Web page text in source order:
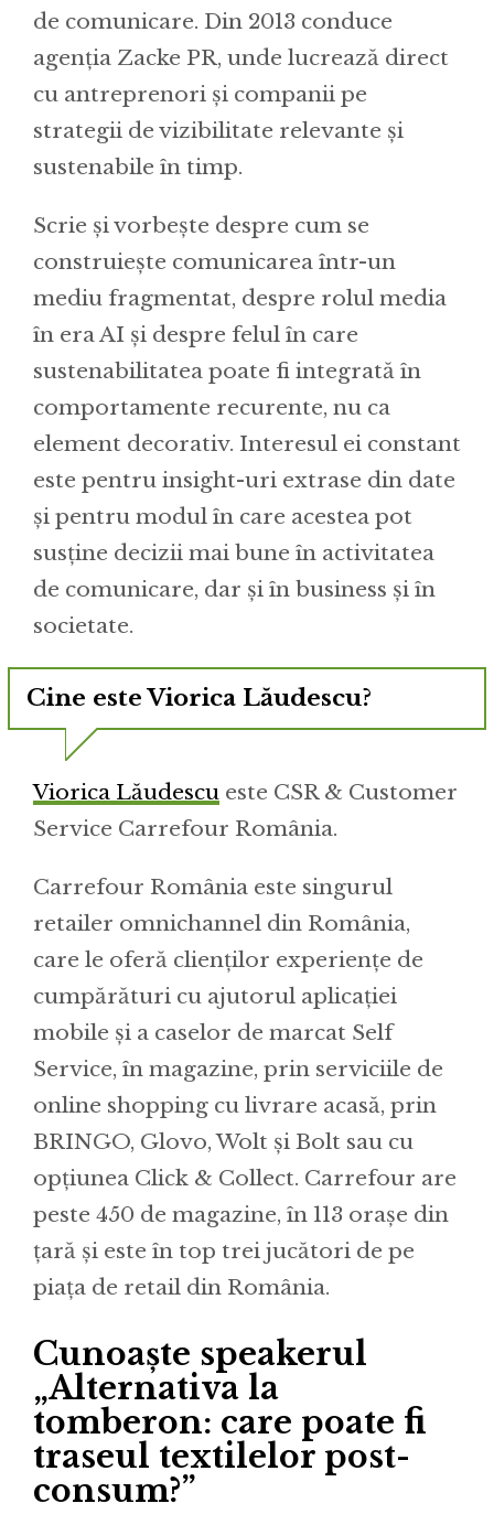
de comunicare. Din 2013 conduce
agenția Zacke PR, unde lucrează direct
cu antreprenori și companii pe
strategii de vizibilitate relevante și
sustenabile în timp.
Scrie și vorbește despre cum se
construiește comunicarea într-un
mediu fragmentat, despre rolul media
în era AI și despre felul în care
sustenabilitatea poate fi integrată în
comportamente recurente, nu ca
element decorativ. Interesul ei constant
este pentru insight-uri extrase din date
și pentru modul în care acestea pot
susține decizii mai bune în activitatea
de comunicare, dar și în business și în
societate.
Cine este Viorica Lăudescu?
Viorica Lăudescu este CSR & Customer
Service Carrefour România.
Carrefour România este singurul
retailer omnichannel din România,
care le oferă clienților experiențe de
cumpărături cu ajutorul aplicației
mobile și a caselor de marcat Self
Service, în magazine, prin serviciile de
online shopping cu livrare acasă, prin
BRINGO, Glovo, Wolt și Bolt sau cu
opțiunea Click & Collect. Carrefour are
peste 450 de magazine, în 113 orașe din
țară și este în top trei jucători de pe
piața de retail din România.
Cunoaște speakerul
„Alternativa la
tomberon: care poate fi
traseul textilelor post-
consum?”